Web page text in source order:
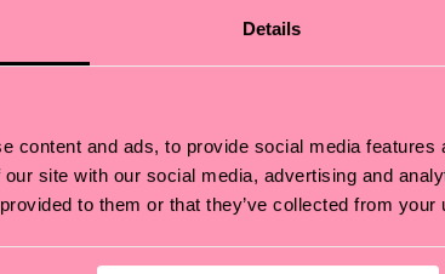
Details
content and ads, to provide social media
site with our social media, advertising and
to them or that they’ve collected from
– es geht auch um eine ethische
Tipps und Tricks findest du auf unserer
einen Richtwert handelt und die genaue